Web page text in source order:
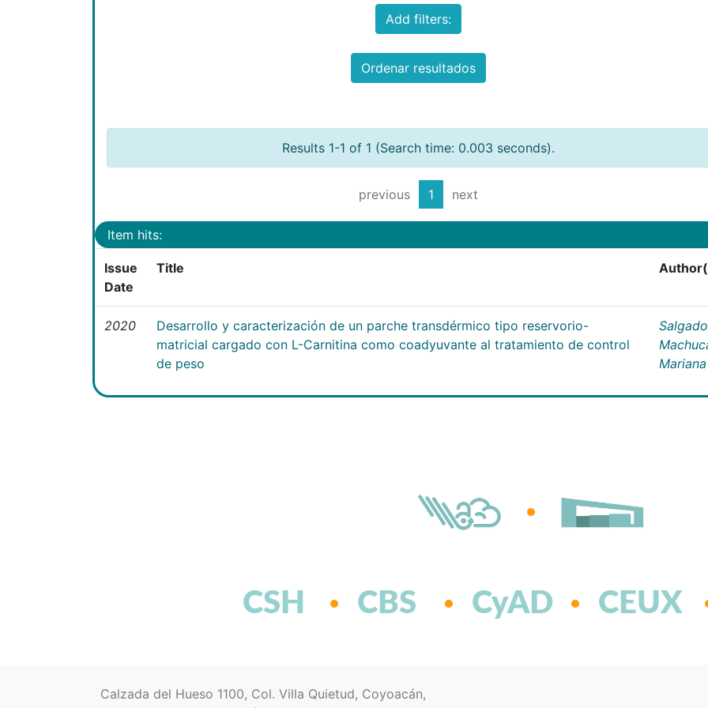
Add filters:
Ordenar resultados
Results 1-1 of 1 (Search time: 0.003 seconds).
previous 1 next
Item hits:
Issue
Date
Title
2020
Desarrollo y caracterización de un parche transdérmico tipo reservorio-
matricial cargado con L-Carnitina como coadyuvante al tratamiento de control
de peso
Salgado
Mariana
CSH CBS CyAD CEUX
Calzada del Hueso 1100, Col. Villa Quietud, Coyoacán,